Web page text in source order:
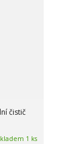
čistič
1 ks